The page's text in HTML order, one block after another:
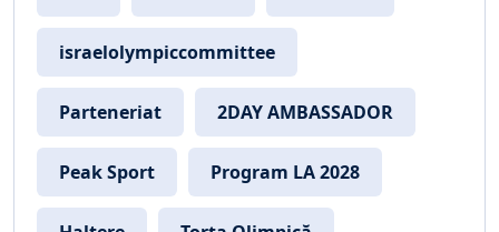
israelolympiccommittee
Parteneriat 2DAY AMBASSADOR
Peak Sport Program LA 2028